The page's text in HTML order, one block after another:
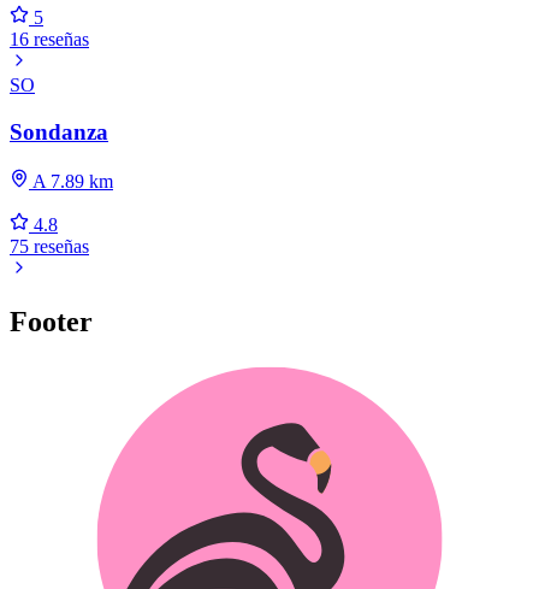
5
16 reseñas
SO
Sondanza
A 7.89 km
4.8
75 reseñas
Footer